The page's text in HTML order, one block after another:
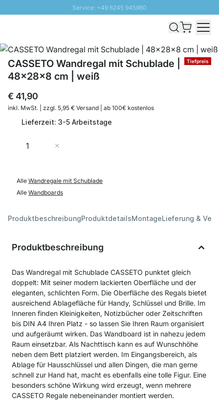
Service: +49 6245 945960
Schnelle Lieferung - Gratis Versand ab 100€
SUNNY SALE: Bis zu 20% Rabatt
Tiefpreis
CASSETO Wandregal mit Schublade |
48x28x8 cm | weiß
€ 41,90
inkl. MwSt. | zzgl. 5,95 € Versand | ab 100€ kostenlos
Lieferzeit: 3-5 Arbeitstage
Menge
Alle Wandregale mit Schublade
Alle Wandboards
ProduktbeschreibungProduktdetailsMontageLieferung &
Produktbeschreibung
Das Wandregal mit Schublade CASSETO punktet gleich
doppelt: Mit seiner modern lackierten Oberfläche und der
eleganten, schlichten Form. Die Oberfläche des Regals bietet
ausreichend Ablagefläche für Handy, Schlüssel und Brille. Im
Inneren finden Kleinigkeiten, Notizbücher oder Zeitschriften
bis DIN A4 Ihren Platz - so lassen Sie Ihren Raum organisiert
und aufgeräumt wirken. Das Wandboard ist in nahezu jedem
Raum einsetzbar. Als Nachttisch kann es auf Wunschhöhe
neben dem Bett platziert werden. Im Eingangsbereich, als
Ablage für Hausschlüssel und allen Dingen, die man gerne
schnell zur Hand hat, macht es ebenfalls eine tolle Figur. Eine
besonders schöne Wirkung wird erzeugt, wenn mehrere
CASSETO Regale nebeneinander montiert werden.